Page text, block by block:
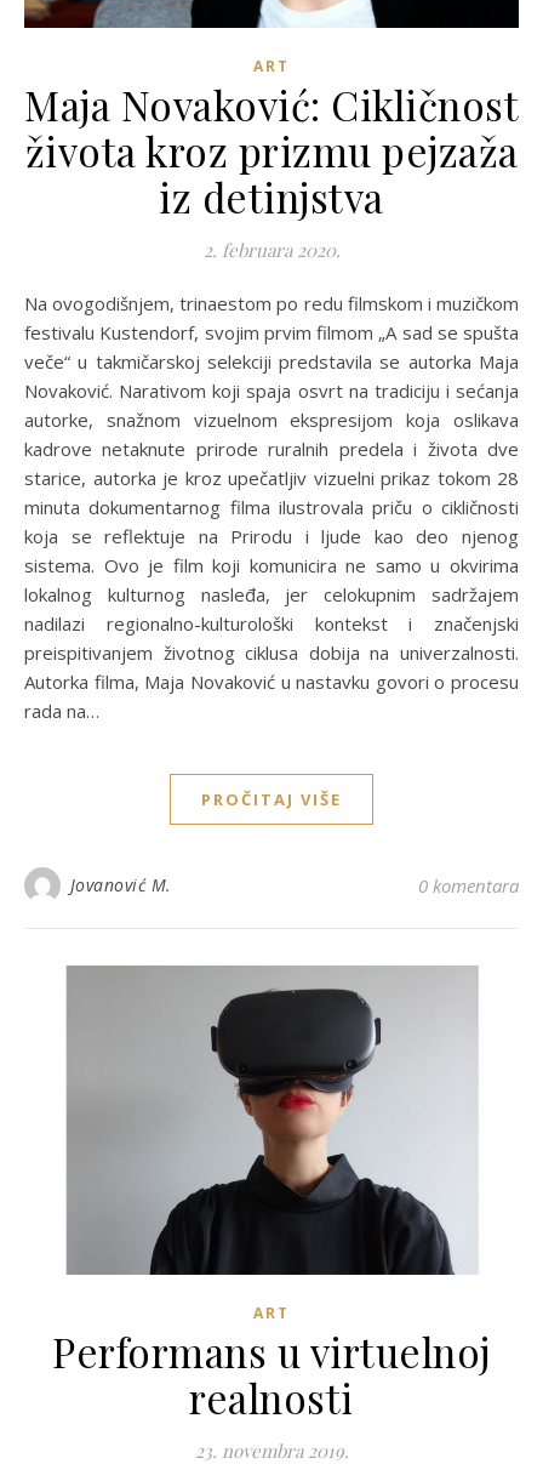
ART
Maja Novaković: Cikličnost
života kroz prizmu pejzaža
iz detinjstva
2. februara 2020.
Na ovogodišnjem, trinaestom po redu filmskom i muzičkom
festivalu Kustendorf, svojim prvim filmom „A sad se spušta
veče“ u takmičarskoj selekciji predstavila se autorka Maja
Novaković. Narativom koji spaja osvrt na tradiciju i sećanja
autorke, snažnom vizuelnom ekspresijom koja oslikava
kadrove netaknute prirode ruralnih predela i života dve
starice, autorka je kroz upečatljiv vizuelni prikaz tokom 28
minuta dokumentarnog filma ilustrovala priču o cikličnosti
koja se reflektuje na Prirodu i ljude kao deo njenog
sistema. Ovo je film koji komunicira ne samo u okvirima
lokalnog kulturnog nasleđa, jer celokupnim sadržajem
nadilazi regionalno-kulturološki kontekst i značenjski
preispitivanjem životnog ciklusa dobija na univerzalnosti.
Autorka filma, Maja Novaković u nastavku govori o procesu
rada na…
PROČITAJ VIŠE
Jovanović M. 0 komentara
ART
Performans u virtuelnoj
realnosti
23. novembra 2019.